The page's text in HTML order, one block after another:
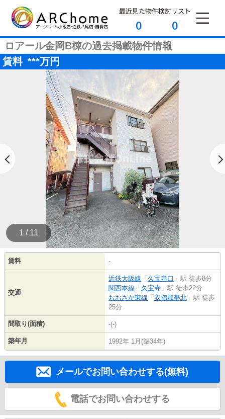
最近見た物件
0
検討リスト
0
ロアール金岡B棟の過去掲載物件情報
賃料 ***万円
1 / 11
賃料 -
交通
近鉄大阪線 「 久宝寺口 」駅 徒歩8分
関西本線 「 久宝寺 」駅 徒歩22分
おおさか東線 「 衣摺加美北 」駅 徒歩
25分
間取り(面積) -(-)
築年月 1992年 1月(築34年)
メールでお問い合わせする(無料)
電話でお問い合わせする